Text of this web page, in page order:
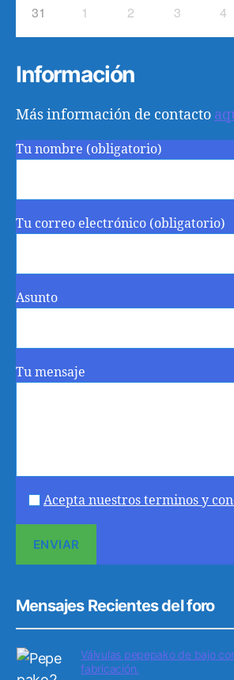
31 1 2 3 4
Información
Más información de contacto
Tu nombre (obligatorio)
Tu correo electrónico (obligatorio)
Asunto
Tu mensaje
Acepta nuestros terminos y
Mensajes Recientes del foro
Válvulas pepepako de bajo
fabricación.